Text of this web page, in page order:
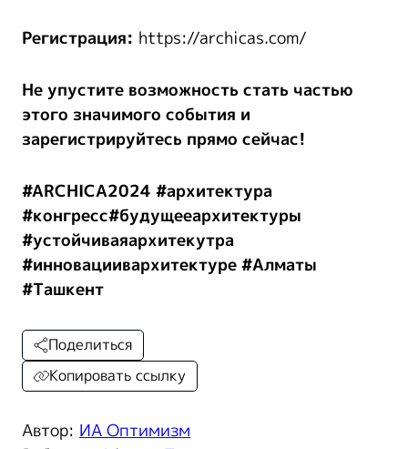
Регистрация: https://archicas.com/
Не упустите возможность стать частью
этого значимого события и
зарегистрируйтесь прямо сейчас!
#ARCHICA2024 #архитектура
#конгресс#будущееархитектуры
#устойчиваяархитекутра
#инновациивархитектуре#Алматы
#Ташкент
Автор: ИА Оптимизм
Поделиться
Копировать ссылку